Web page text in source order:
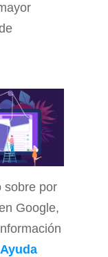
sobre por
Google,
Ayuda